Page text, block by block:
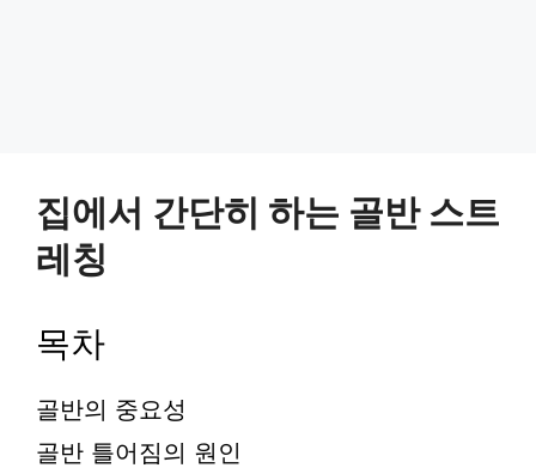
집에서 간단히 하는 골반 스트
레칭
목차
골반의 중요성
골반 틀어짐의 원인